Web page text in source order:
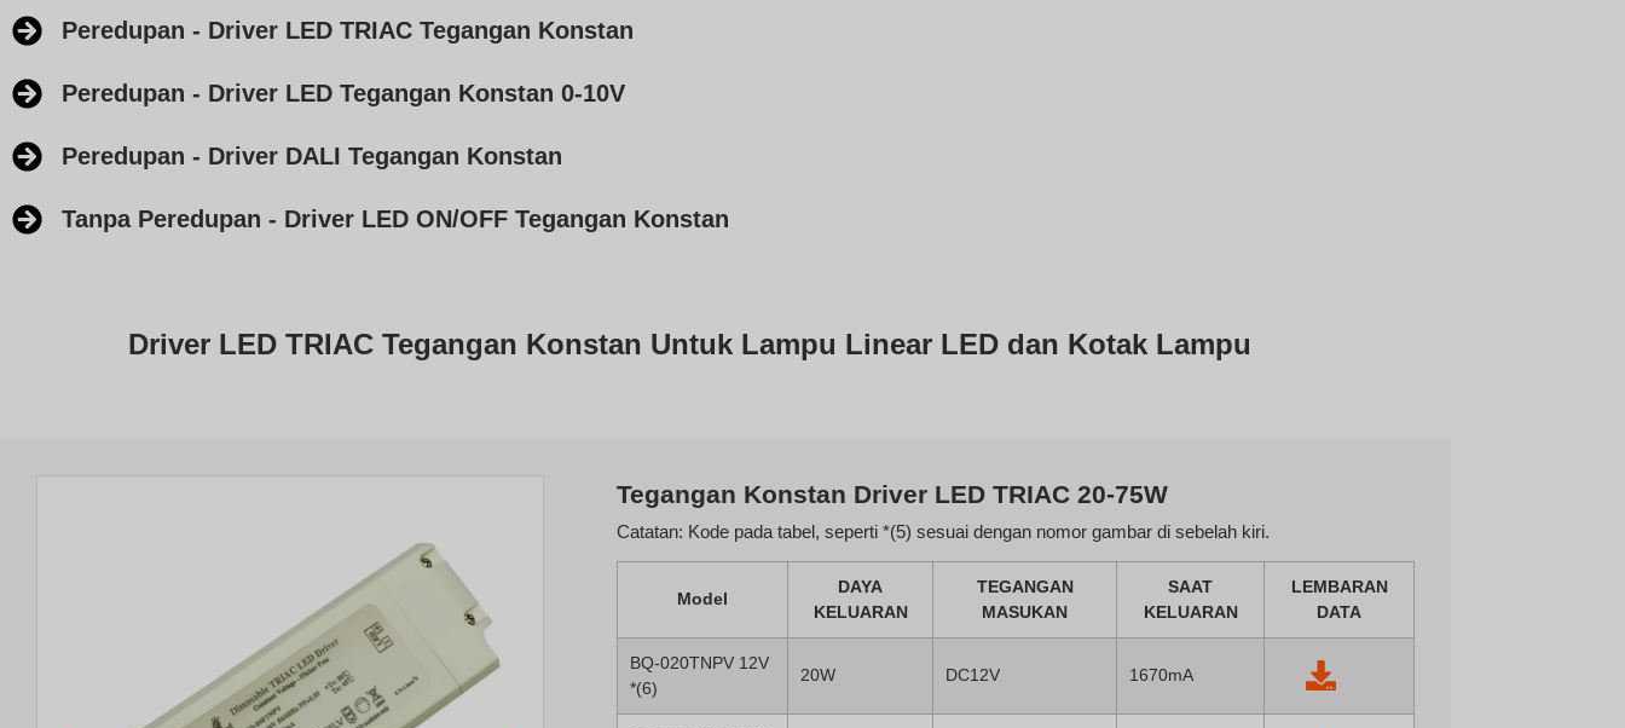
Peredupan - Driver LED TRIAC Tegangan Konstan
Peredupan - Driver LED Tegangan Konstan 0-10V
Peredupan - Driver DALI Tegangan Konstan
Tanpa Peredupan - Driver LED ON/OFF Tegangan Konstan
Driver LED TRIAC Tegangan Konstan Untuk Lampu Linear LED dan Kotak Lampu
Tegangan Konstan Driver LED TRIAC 20-75W
Catatan: Kode pada tabel, seperti *(5) sesuai dengan nomor gambar di sebelah kiri.
Model
DAYA
KELUARAN
TEGANGAN
MASUKAN
SAAT
KELUARAN
LEMBARAN
DATA
BQ-020TNPV 12V
*(6)
20W DC12V 1670mA